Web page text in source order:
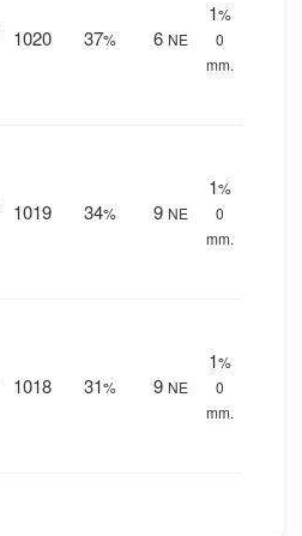
1020 37% 6 NE
1%
0
mm.
1019 34% 9 NE
1%
0
mm.
1018 31% 9 NE
1%
0
mm.